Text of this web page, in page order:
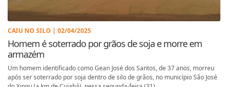
CAIU NO SILO | 02/04/2025
Homem é soterrado por grãos de soja e morre em
armazém
Um homem identificado como Gean José dos Santos, de 37 anos, morreu
após ser soterrado por soja dentro de silo de grãos, no município São José